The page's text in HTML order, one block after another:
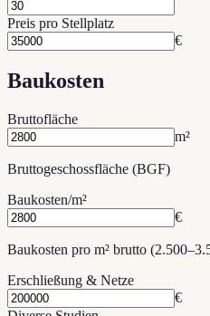
Preis pro Stellplatz
€
Baukosten
Bruttofläche
m²
Bruttogeschossfläche (BGF)
Baukosten/m²
€
Baukosten pro m² brutto
Erschließung & Netze
€